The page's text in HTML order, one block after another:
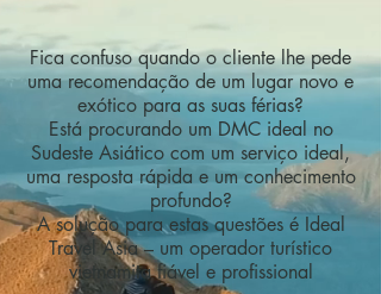
Fica confuso quando o cliente lhe pede
uma recomendação de um lugar novo e
exótico para as suas férias?
Está procurando um DMC ideal no
Sudeste Asiático com um serviço ideal,
uma resposta rápida e um conhecimento
profundo?
A solução para estas questões é Ideal
Travel Asia – um operador turístico
vietnamita fiável e profissional